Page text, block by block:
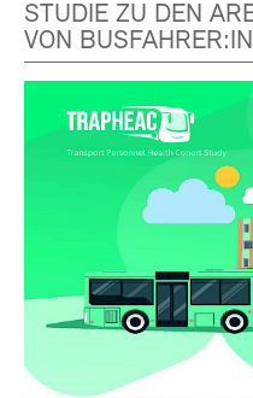
STUDIE ZU DEN
VON